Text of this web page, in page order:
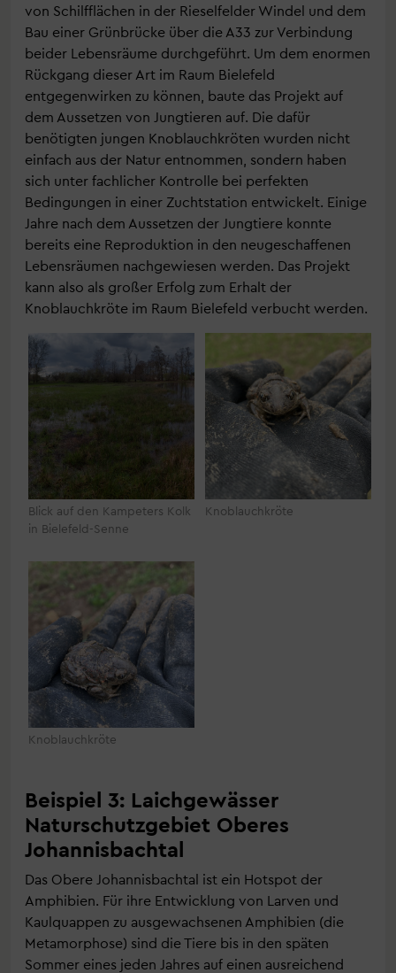
von Schilfflächen in der Rieselfelder Windel und dem
Bau einer Grünbrücke über die A33 zur Verbindung
beider Lebensräume durchgeführt. Um dem enormen
Rückgang dieser Art im Raum Bielefeld
entgegenwirken zu können, baute das Projekt auf
dem Aussetzen von Jungtieren auf. Die dafür
benötigten jungen Knoblauchkröten wurden nicht
einfach aus der Natur entnommen, sondern haben
sich unter fachlicher Kontrolle bei perfekten
Bedingungen in einer Zuchtstation entwickelt. Einige
Jahre nach dem Aussetzen der Jungtiere konnte
bereits eine Reproduktion in den neugeschaffenen
Lebensräumen nachgewiesen werden. Das Projekt
kann also als großer Erfolg zum Erhalt der
Knoblauchkröte im Raum Bielefeld verbucht werden.
Blick auf den Kampeters Kolk
in Bielefeld-Senne
Knoblauchkröte
Knoblauchkröte
Beispiel 3: Laichgewässer
Naturschutzgebiet Oberes
Johannisbachtal
Das Obere Johannisbachtal ist ein Hotspot der
Amphibien. Für ihre Entwicklung von Larven und
Kaulquappen zu ausgewachsenen Amphibien (die
Metamorphose) sind die Tiere bis in den späten
Sommer eines jeden Jahres auf einen ausreichend